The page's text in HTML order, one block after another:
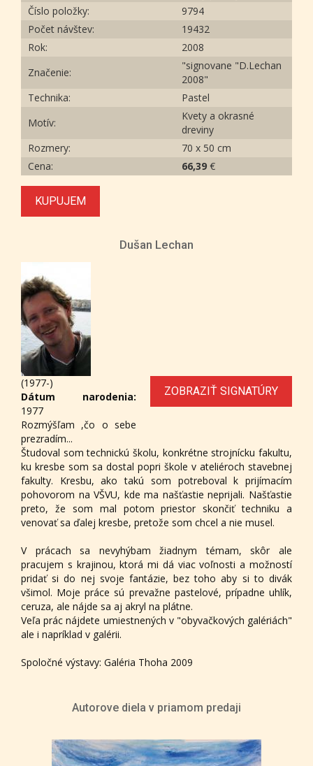
Číslo položky:
9794
Počet návštev:
19432
Rok:
2008
Značenie:
"signovane "D.Lechan
2008"
Technika:
Pastel
Motív:
Kvety a okrasné
dreviny
Rozmery:
70 x 50 cm
Cena:
66,39 €
KUPUJEM
Dušan Lechan
ZOBRAZIŤ SIGNATÚRY
(1977-)
Dátum narodenia:
1977
Rozmýšľam ,čo o sebe
prezradím...
Študoval som technickú školu, konkrétne strojnícku fakultu,
ku kresbe som sa dostal popri škole v ateliéroch stavebnej
fakulty. Kresbu, ako takú som potreboval k prijímacím
pohovorom na VŠVU, kde ma našťastie neprijali. Našťastie
preto, že som mal potom priestor skončiť techniku a
venovať sa ďalej kresbe, pretože som chcel a nie musel.
V prácach sa nevyhýbam žiadnym témam, skôr ale
pracujem s krajinou, ktorá mi dá viac voľnosti a možností
pridať si do nej svoje fantázie, bez toho aby si to divák
všimol. Moje práce sú prevažne pastelové, prípadne uhlík,
ceruza, ale nájde sa aj akryl na plátne.
Veľa prác nájdete umiestnených v "obyvačkových galériách"
ale i napríklad v galérii.
Spoločné výstavy: Galéria Thoha 2009
Autorove diela v priamom predaji